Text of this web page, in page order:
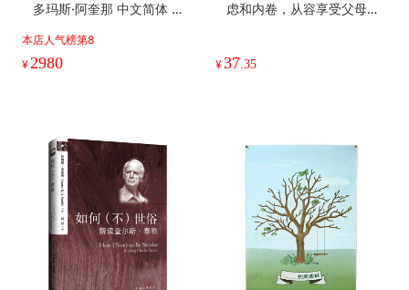
多玛斯·阿奎那 中文简体 全
本店人气榜第8
¥2980
虑和内卷，从容享受父母时
¥37.35